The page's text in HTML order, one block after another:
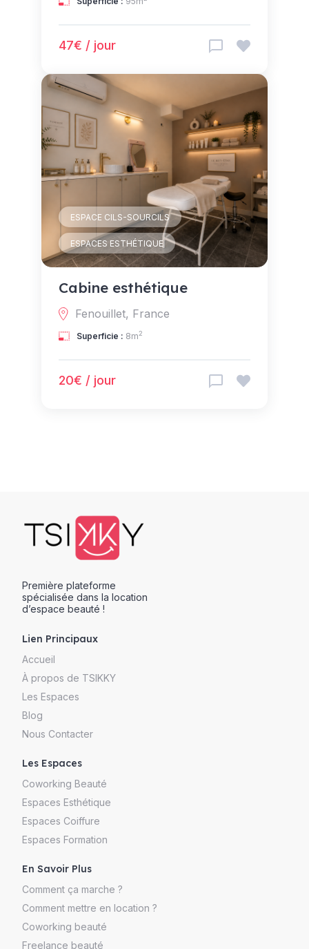
47€ / jour
ESPACE CILS-SOURCILS
ESPACES ESTHÉTIQUE
Cabine esthétique
Fenouillet, France
Superficie : 8m2
20€ / jour
Première plateforme
spécialisée dans la location
d’espace beauté !
Lien Principaux
Accueil
À propos de TSIKKY
Les Espaces
Blog
Nous Contacter
Les Espaces
Coworking Beauté
Espaces Esthétique
Espaces Coiffure
Espaces Formation
En Savoir Plus
Comment ça marche ?
Comment mettre en location ?
Coworking beauté
Freelance beauté